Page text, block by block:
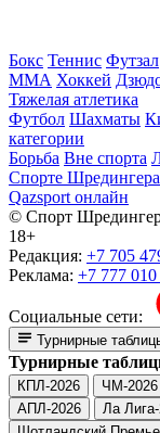
Бокс Теннис Футзал
ММА Хоккей
Тяжелая атлетика
Футбол Шахматы
категории
Борьба Вне спорта
Спорте Шредингера
Qazsport онлайн
© Cпорт
18+
Редакция: +7 705
Реклама: +7 777
Социальные сети:
Турнирные
Турнирные
КПЛ-2026
ЧМ-
АПЛ-2026
Ла